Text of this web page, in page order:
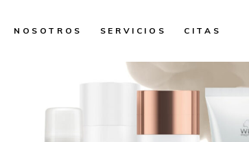
NOSOTROS SERVICIOS CITAS